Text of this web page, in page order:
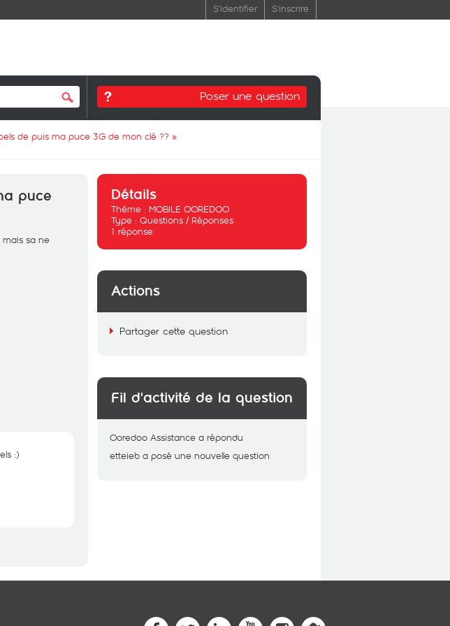
S'identifier S'inscrire
Poser une question
de puis ma puce 3G de mon clé ?? »
puce
sa ne
:)
Détails
Thème : MOBILE OOREDOO
Type : Questions / Réponses
1 réponse
Actions
Partager cette question
Fil d'activité de la question
Ooredoo Assistance a répondu
etteieb a posé une nouvelle question